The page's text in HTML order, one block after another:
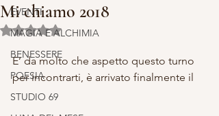
EVENTI
MAGIA E ALCHIMIA
BENESSERE
POESIA
STUDIO 69
Mi chiamo 2018
Valutazione NaN stelle su 5.
E’ da molto che aspetto questo turno
per incontrarti, è arrivato finalmente il